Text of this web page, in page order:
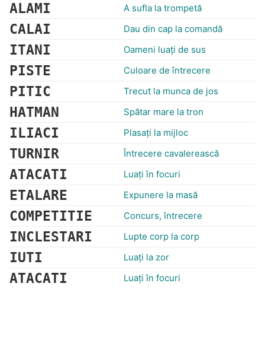
ALAMI A sufla la trompetă
CALAI Dau din cap la comandă
ITANI Oameni luaţi de sus
PISTE Culoare de întrecere
PITIC Trecut la munca de jos
HATMAN Spătar mare la tron
ILIACI Plasaţi la mijloc
TURNIR Întrecere cavalerească
ATACATI Luaţi în focuri
ETALARE Expunere la masă
COMPETITIE Concurs, întrecere
INCLESTARI Lupte corp la corp
IUTI Luaţi la zor
ATACATI Luaţi în focuri